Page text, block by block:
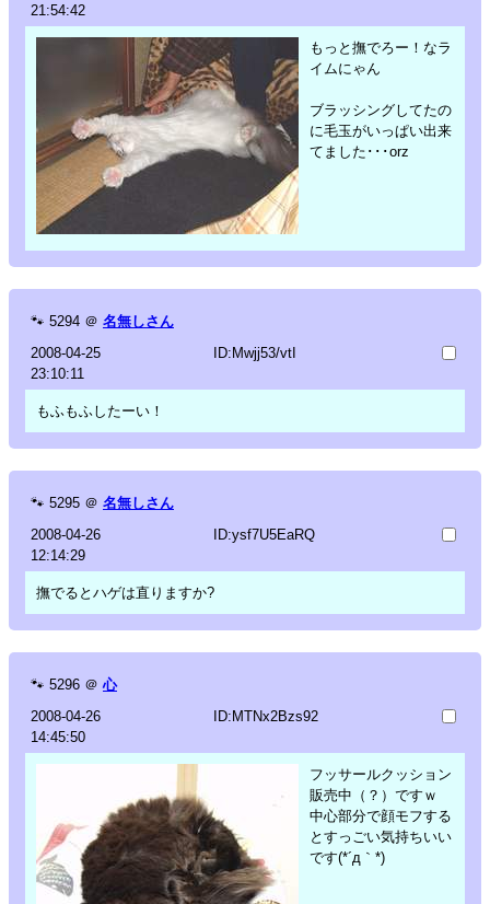
21:54:42
もっと撫でろー！なラ
イムにゃん
ブラッシングしてたの
に毛玉がいっぱい出来
てました･･･orz
🐾 5294 ＠ 名無しさん
2008-04-25
23:10:11
ID:Mwjj53/vtI
もふもふしたーい！
🐾 5295 ＠ 名無しさん
2008-04-26
12:14:29
ID:ysf7U5EaRQ
撫でるとハゲは直りますか?
🐾 5296 ＠ 心
2008-04-26
14:45:50
ID:MTNx2Bzs92
フッサールクッション
販売中（？）ですｗ
中心部分で顔モフする
とすっごい気持ちいい
です(*´д｀*)